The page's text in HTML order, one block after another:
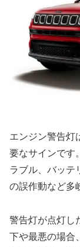
エンジン警告灯
要なサインです
ラブル、バッテ
の誤作動など多
警告灯が点灯し
下や最悪の場合